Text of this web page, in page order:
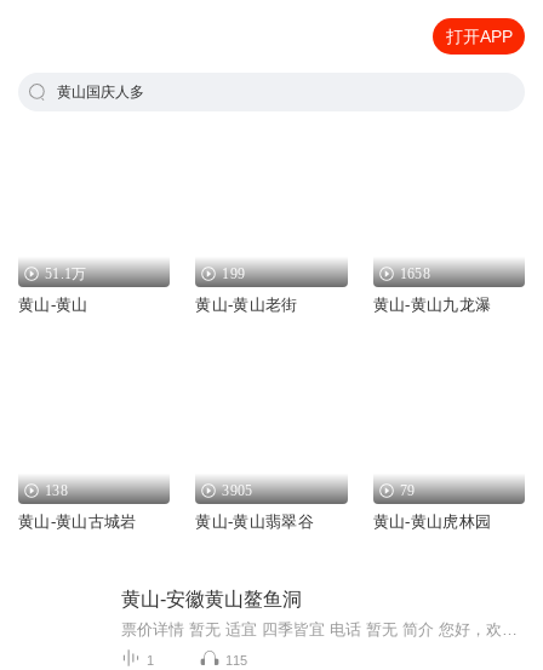
打开APP
黄山国庆人多
51.1万
黄山-黄山
199
黄山-黄山老街
1658
黄山-黄山九龙瀑
138
黄山-黄山古城岩
3905
黄山-黄山翡翠谷
79
黄山-黄山虎林园
黄山-安徽黄山鳌鱼洞
1 115